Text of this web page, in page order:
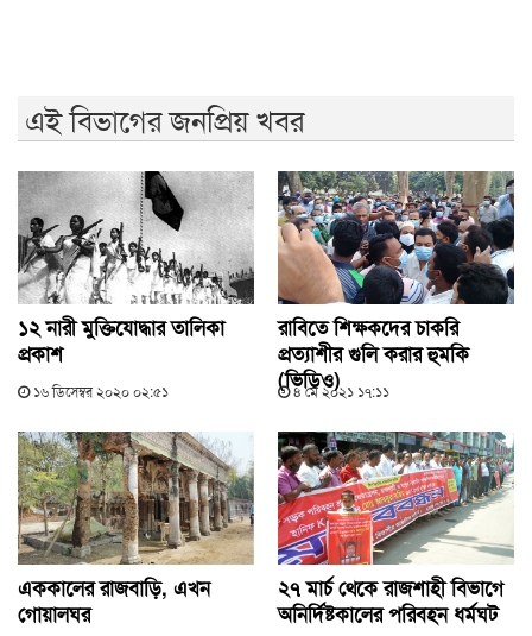
এই বিভাগের জনপ্রিয় খবর
১২ নারী মুক্তিযোদ্ধার তালিকা
প্রকাশ
১৬ ডিসেম্বর ২০২০ ০২:৫১
রাবিতে শিক্ষকদের চাকরি
প্রত্যাশীর গুলি করার হুমকি
(ভিডিও)
৪ মে ২০২১ ১৭:১১
এককালের রাজবাড়ি, এখন
গোয়ালঘর
২৭ মার্চ থেকে রাজশাহী বিভাগে
অনির্দিষ্টকালের পরিবহন ধর্মঘট